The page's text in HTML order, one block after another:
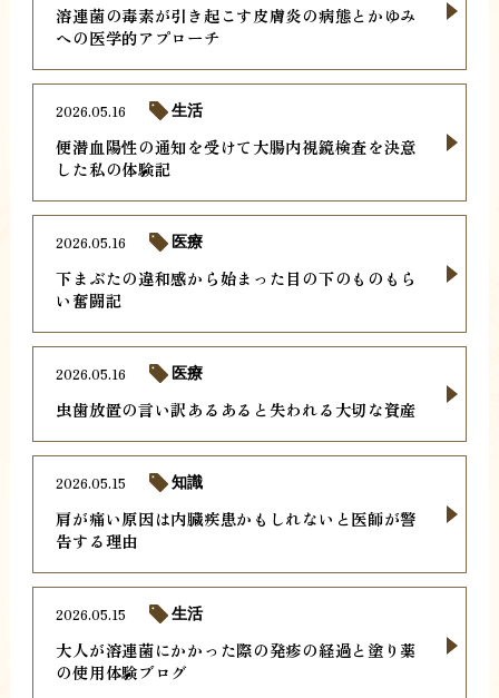
溶連菌の毒素が引き起こす皮膚炎の病態とかゆみ
への医学的アプローチ
便潜血陽性の通知を受けて大腸内視鏡検査を決意
した私の体験記
2026.05.16 生活
下まぶたの違和感から始まった目の下のものもら
い奮闘記
2026.05.16 医療
虫歯放置の言い訳あるあると失われる大切な資産
2026.05.16 医療
肩が痛い原因は内臓疾患かもしれないと医師が警
告する理由
2026.05.15 知識
大人が溶連菌にかかった際の発疹の経過と塗り薬
の使用体験ブログ
2026.05.15 生活